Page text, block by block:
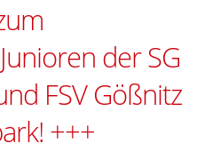
der SG
FSV Gößnitz
+++